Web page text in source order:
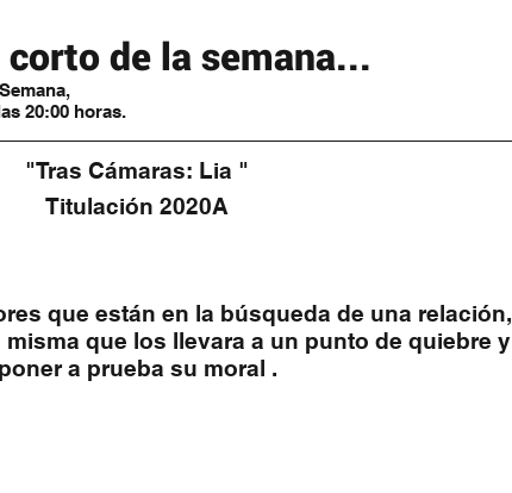
de la semana...
20:00 horas.
"Tras Cámaras: Lia "
Titulación 2020A
que están en la búsqueda de una relación,
que los llevara a un punto de quiebre y
a prueba su moral .